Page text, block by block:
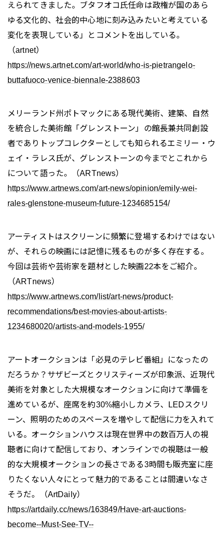
えられてきました。ブタフオコ氏任命は政権が国のあら
ゆる文化的、社会的中心地に刻み込みたいと考えている
変化を表現している」とコメントを出している。
（artnet）
https://news.artnet.com/art-world/who-is-pietrangelo-
buttafuoco-venice-biennale-2388603
メリーランド州ポトマックにある現代美術、建築、自然
を統合した美術館「グレンストーン」の館長兼共同創設
者でありトップコレクターとしても知られるエミリー・ウ
ェイ・ラレス氏が、グレンストーンの今までとこれから
について語った。（ARTnews）
https://www.artnews.com/art-news/opinion/emily-wei-
rales-glenstone-museum-future-1234685154/
アーティストはスクリーンに頻繁に登場するわけではない
が、それらの映画には記憶に残るものが多く存在する。
今回は芸術や芸術家を題材とした映画22本をご紹介。
（ARTnews）
https://www.artnews.com/list/art-news/product-
recommendations/best-movies-about-artists-
1234680020/artists-and-models-1955/
アートオークションは「必見のテレビ番組」になったの
だろうか？サザビーズとクリスティーズが印象派、近現代
美術を対象とした大規模なオークションに向けて準備を
進めているが、座席を約30%縮小しカメラ、LEDスクリ
ーン、照明のためのスペースを増やして配信に力を入れて
いる。オークションハウスは現在世界中の数百万人の視
聴者に向けて配信しており、オンラインでの視聴は一般
的な大規模オークションの長さである3時間も販売室に座
りたくない人々にとって魅力的であることは間違いなさ
そうだ。（ArtDaily）
https://artdaily.cc/news/163849/Have-art-auctions-
become--Must-See-TV--